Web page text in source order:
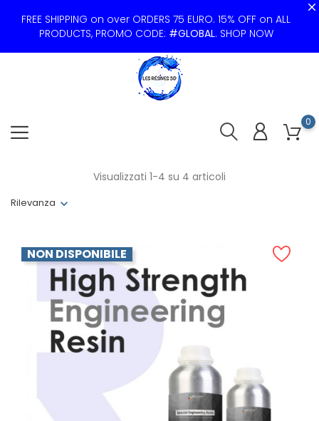
FREE SHIPPING on over ORDERS 75 EURO. 15% OFF on ALL
PRODUCTS, PROMO CODE: #GLOBAL. SHOP NOW
0
Rilevanza
Visualizzati 1-4 su 4 articoli
NON DISPONIBILE